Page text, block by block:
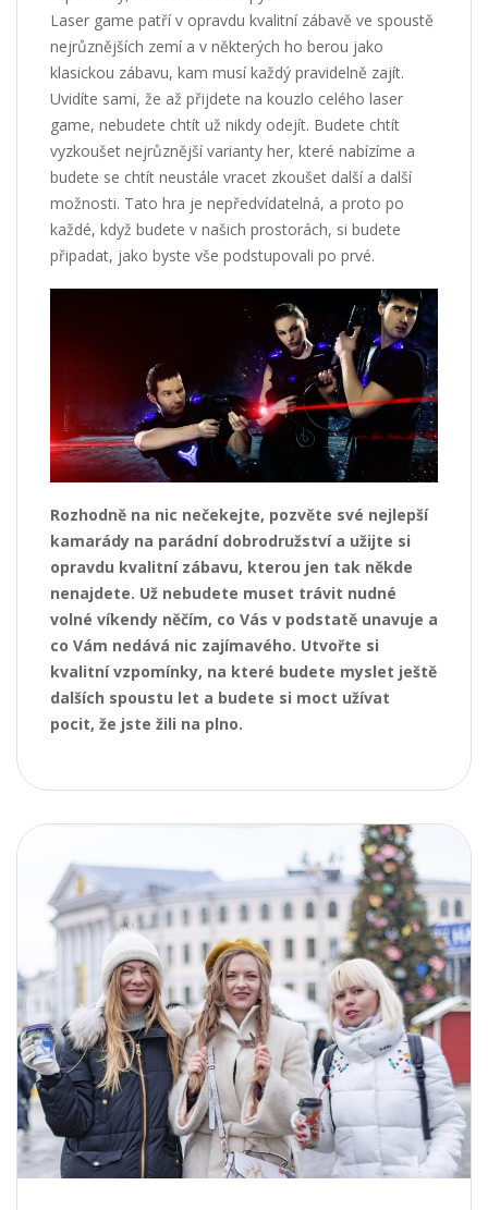
Laser game patří v opravdu kvalitní zábavě ve spoustě
nejrůznějších zemí a v některých ho berou jako
klasickou zábavu, kam musí každý pravidelně zajít.
Uvidíte sami, že až přijdete na kouzlo celého laser
game, nebudete chtít už nikdy odejít. Budete chtít
vyzkoušet nejrůznější varianty her, které nabízíme a
budete se chtít neustále vracet zkoušet další a další
možnosti. Tato hra je nepředvídatelná, a proto po
každé, když budete v našich prostorách, si budete
připadat, jako byste vše podstupovali po prvé.
Rozhodně na nic nečekejte, pozvěte své nejlepší
kamarády na parádní dobrodružství a užijte si
opravdu kvalitní zábavu, kterou jen tak někde
nenajdete. Už nebudete muset trávit nudné
volné víkendy něčím, co Vás v podstatě unavuje a
co Vám nedává nic zajímavého. Utvořte si
kvalitní vzpomínky, na které budete myslet ještě
dalších spoustu let a budete si moct užívat
pocit, že jste žili na plno.